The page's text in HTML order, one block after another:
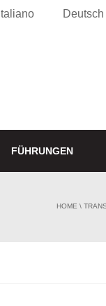
Italiano Deutsch
FÜHRUNGEN
HOME \